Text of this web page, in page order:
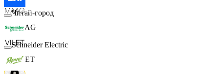
MAAG
VILET
Читай-город
Schneider Electric